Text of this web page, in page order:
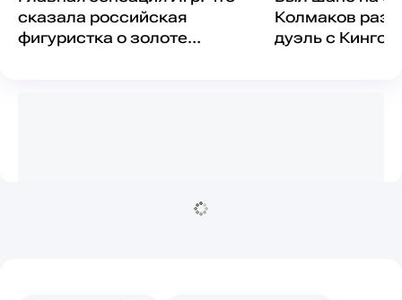
сказала российская
фигуристка о золоте
Колмаков
дуэль с